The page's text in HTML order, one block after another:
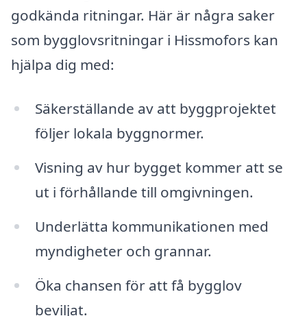
godkända ritningar. Här är några saker
som bygglovsritningar i Hissmofors kan
hjälpa dig med:
Säkerställande av att byggprojektet
följer lokala byggnormer.
Visning av hur bygget kommer att se
ut i förhållande till omgivningen.
Underlätta kommunikationen med
myndigheter och grannar.
Öka chansen för att få bygglov
beviljat.